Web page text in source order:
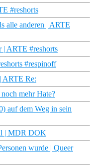
#reshorts
alle anderen | ARTE
| ARTE #reshorts
#respinoff
ARTE Re:
mehr Hate?
auf dem Weg in sein
| MDR DOK
wurde | Queer